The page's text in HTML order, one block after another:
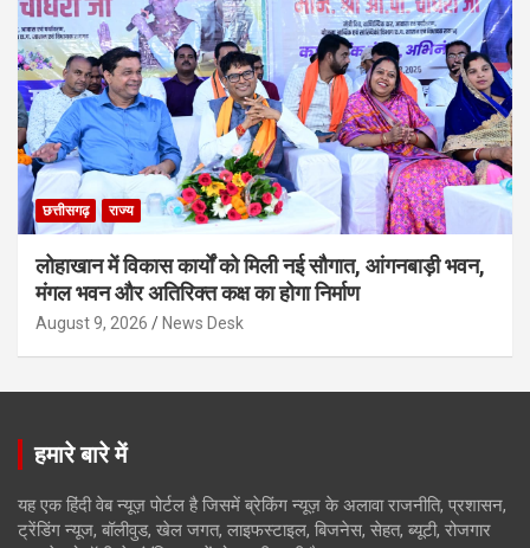
छत्तीसगढ़ राज्य
लोहाखान में विकास कार्यों को मिली नई सौगात, आंगनबाड़ी भवन,
मंगल भवन और अतिरिक्त कक्ष का होगा निर्माण
August 9, 2026 News Desk
हमारे बारे में
यह एक हिंदी वेब न्यूज़ पोर्टल है जिसमें ब्रेकिंग न्यूज़ के अलावा राजनीति, प्रशासन,
ट्रेंडिंग न्यूज, बॉलीवुड, खेल जगत, लाइफस्टाइल, बिजनेस, सेहत, ब्यूटी, रोजगार